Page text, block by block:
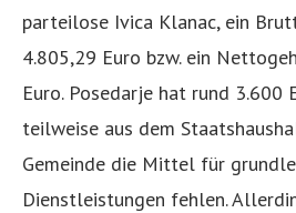
parteilose Ivica Klanac, ein
4.805,29 Euro bzw. ein
Euro. Posedarje hat rund 3.600
teilweise aus dem
Gemeinde die Mittel für
Dienstleistungen fehlen.